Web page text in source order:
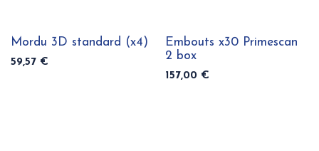
Mordu 3D standard (x4)
59,57 €
Embouts x30 Primescan
2 box
157,00 €